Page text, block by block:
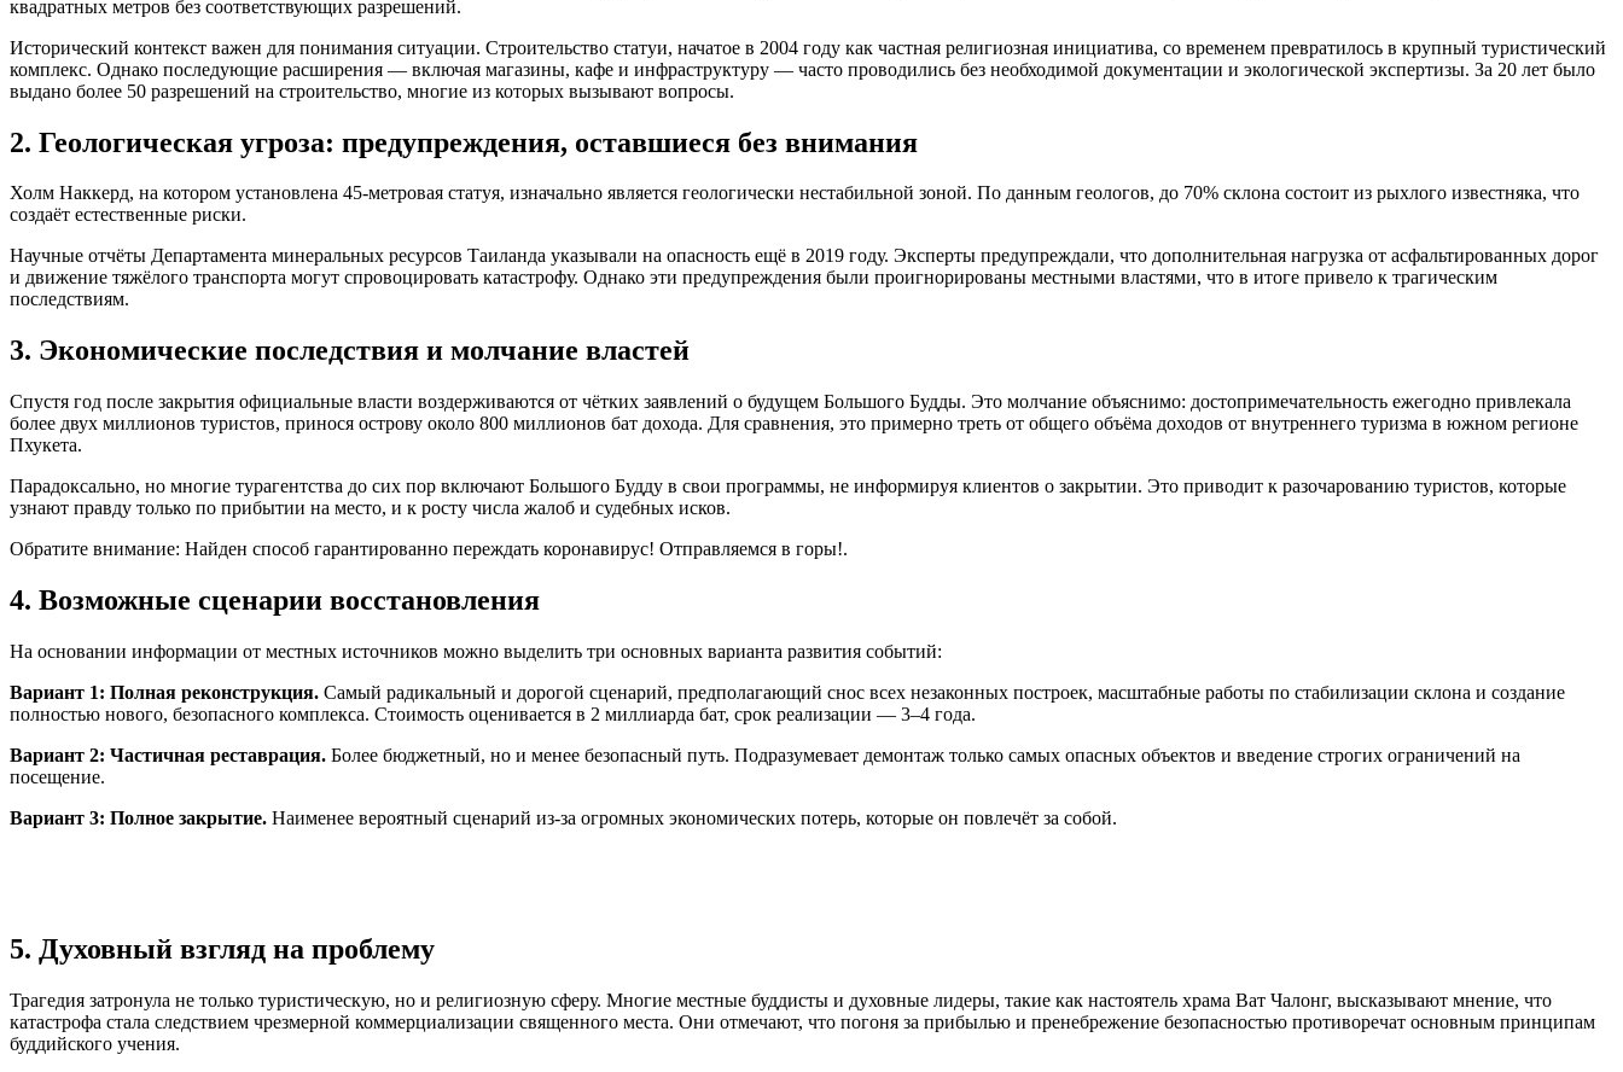
квадратных метров без соответствующих разрешений.
Исторический контекст важен для понимания ситуации. Строительство статуи, начатое в 2004 году как частная религиозная инициатива, со временем превратилось в крупный туристический
комплекс. Однако последующие расширения — включая магазины, кафе и инфраструктуру — часто проводились без необходимой документации и экологической экспертизы. За 20 лет было
выдано более 50 разрешений на строительство, многие из которых вызывают вопросы.
2. Геологическая угроза: предупреждения, оставшиеся без внимания
Холм Наккерд, на котором установлена 45-метровая статуя, изначально является геологически нестабильной зоной. По данным геологов, до 70% склона состоит из рыхлого известняка, что
создаёт естественные риски.
Научные отчёты Департамента минеральных ресурсов Таиланда указывали на опасность ещё в 2019 году. Эксперты предупреждали, что дополнительная нагрузка от асфальтированных дорог
и движение тяжёлого транспорта могут спровоцировать катастрофу. Однако эти предупреждения были проигнорированы местными властями, что в итоге привело к трагическим
последствиям.
3. Экономические последствия и молчание властей
Спустя год после закрытия официальные власти воздерживаются от чётких заявлений о будущем Большого Будды. Это молчание объяснимо: достопримечательность ежегодно привлекала
более двух миллионов туристов, принося острову около 800 миллионов бат дохода. Для сравнения, это примерно треть от общего объёма доходов от внутреннего туризма в южном регионе
Пхукета.
Парадоксально, но многие турагентства до сих пор включают Большого Будду в свои программы, не информируя клиентов о закрытии. Это приводит к разочарованию туристов, которые
узнают правду только по прибытии на место, и к росту числа жалоб и судебных исков.
Обратите внимание: Найден способ гарантированно переждать коронавирус! Отправляемся в горы!.
4. Возможные сценарии восстановления
На основании информации от местных источников можно выделить три основных варианта развития событий:
Вариант 1: Полная реконструкция. Самый радикальный и дорогой сценарий, предполагающий снос всех незаконных построек, масштабные работы по стабилизации склона и создание
полностью нового, безопасного комплекса. Стоимость оценивается в 2 миллиарда бат, срок реализации — 3–4 года.
Вариант 2: Частичная реставрация. Более бюджетный, но и менее безопасный путь. Подразумевает демонтаж только самых опасных объектов и введение строгих ограничений на
посещение.
Вариант 3: Полное закрытие. Наименее вероятный сценарий из-за огромных экономических потерь, которые он повлечёт за собой.
5. Духовный взгляд на проблему
Трагедия затронула не только туристическую, но и религиозную сферу. Многие местные буддисты и духовные лидеры, такие как настоятель храма Ват Чалонг, высказывают мнение, что
катастрофа стала следствием чрезмерной коммерциализации священного места. Они отмечают, что погоня за прибылью и пренебрежение безопасностью противоречат основным принципам
буддийского учения.